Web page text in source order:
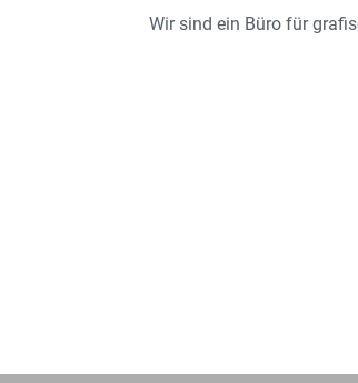
Wir sind ein Büro für